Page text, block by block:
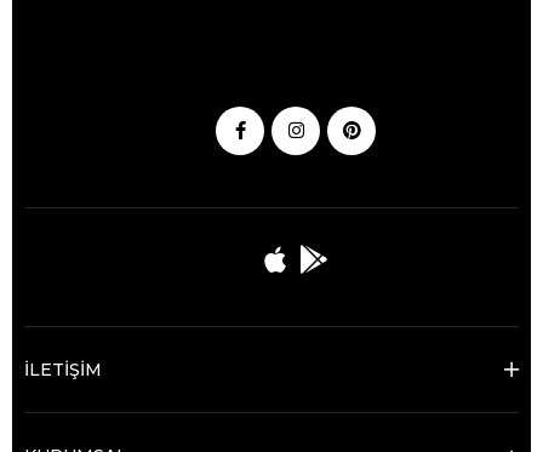
İLETİŞİM